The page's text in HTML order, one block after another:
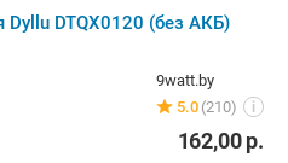
DTQX0120 (без АКБ)
9watt.by
5.0 (210) i
162,00р.